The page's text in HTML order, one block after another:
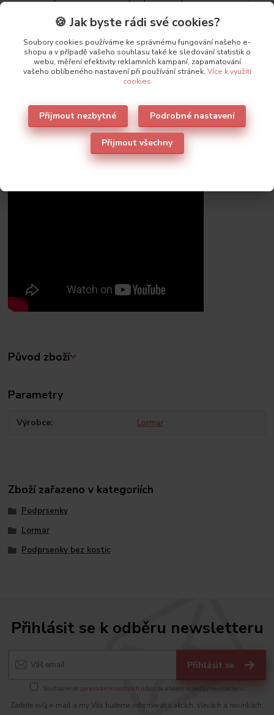
push-up efekt i bez použití kostice. Podprsenka je měkká, velice
pohybu a pohodlí. Budete mít pocit, že nenosíte podprsenku,
přesto máte krásný dekolt.
Složení: 88% polyamid, 12% elastan
Původ zboží
Parametry
Výrobce Lormar
Zboží zařazeno v kategoriích
Podprsenky
Lormar
Podprsenky bez kostic
Přihlásit se k odběru newsletteru
Přihlásit se
Souhlasím se zpracováním osobních údajů za účelem rozesílky newsletteru.
Zadejte svůj e-mail a my Vás budeme informovat o akcích, slevách a novinkách.
🍪 Jak byste rádi své cookies?
Soubory cookies používáme ke správnému fungování našeho e-
shopu a v případě vašeho souhlasu také ke sledování statistik o
webu, měření efektivity reklamních kampaní, zapamatování
vašeho oblíbeného nastavení při používání stránek. Více k využití
cookies
Přijmout nezbytné Podrobné nastavení
Přijmout všechny